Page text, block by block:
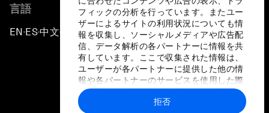
フィックの分析を行っています。またユー
ザーによるサイトの利用状況についても情
報を収集し、ソーシャルメディアや広告配
信、データ解析の各パートナーに情報を共
有しています。ここで収集された情報は、
ユーザーが各パートナーに提供した他の情
報や各パートナーのサービスを使用した際
に収集された情報と組み合わされ、各パー
トナーによって使用されることがありま
拒否
言語
EN ▪ES▪中文▪ 日本語